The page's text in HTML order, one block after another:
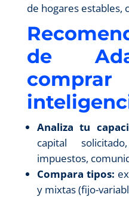
de hogares estables,
de
Analiza tu
capital
impuestos,
Compara tipos:
y mixtas (fijo-